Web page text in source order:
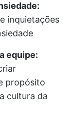
inquietações
equipe:
propósito
cultura da